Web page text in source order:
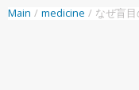
Main / medicine / なぜ盲